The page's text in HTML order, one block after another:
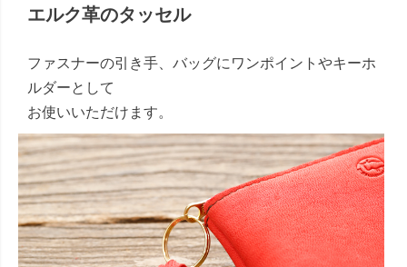
エルク革のタッセル
ファスナーの引き手、バッグにワンポイントやキーホ
ルダーとして
お使いいただけます。